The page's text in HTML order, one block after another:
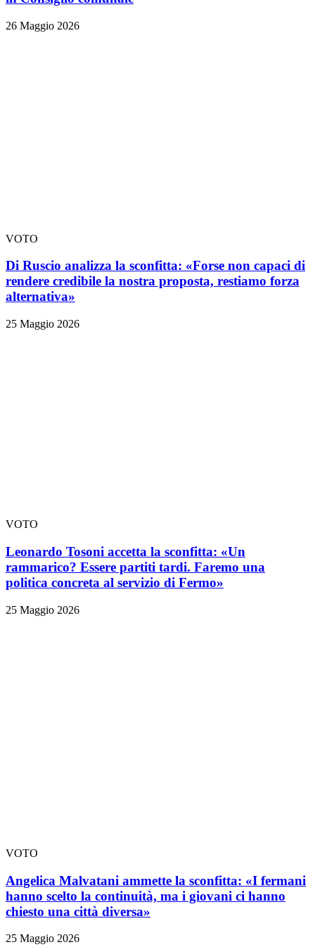
26 Maggio 2026
VOTO
Di Ruscio analizza la sconfitta: «Forse non capaci di
rendere credibile la nostra proposta, restiamo forza
alternativa»
25 Maggio 2026
VOTO
Leonardo Tosoni accetta la sconfitta: «Un
rammarico? Essere partiti tardi. Faremo una
politica concreta al servizio di Fermo»
25 Maggio 2026
VOTO
Angelica Malvatani ammette la sconfitta: «I fermani
hanno scelto la continuità, ma i giovani ci hanno
chiesto una città diversa»
25 Maggio 2026